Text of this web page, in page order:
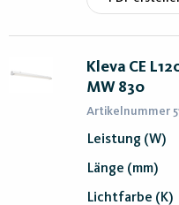
Kleva CE
MW 830
Artikelnummer
Leistung (W)
Länge (mm)
Lichtfarbe (K)